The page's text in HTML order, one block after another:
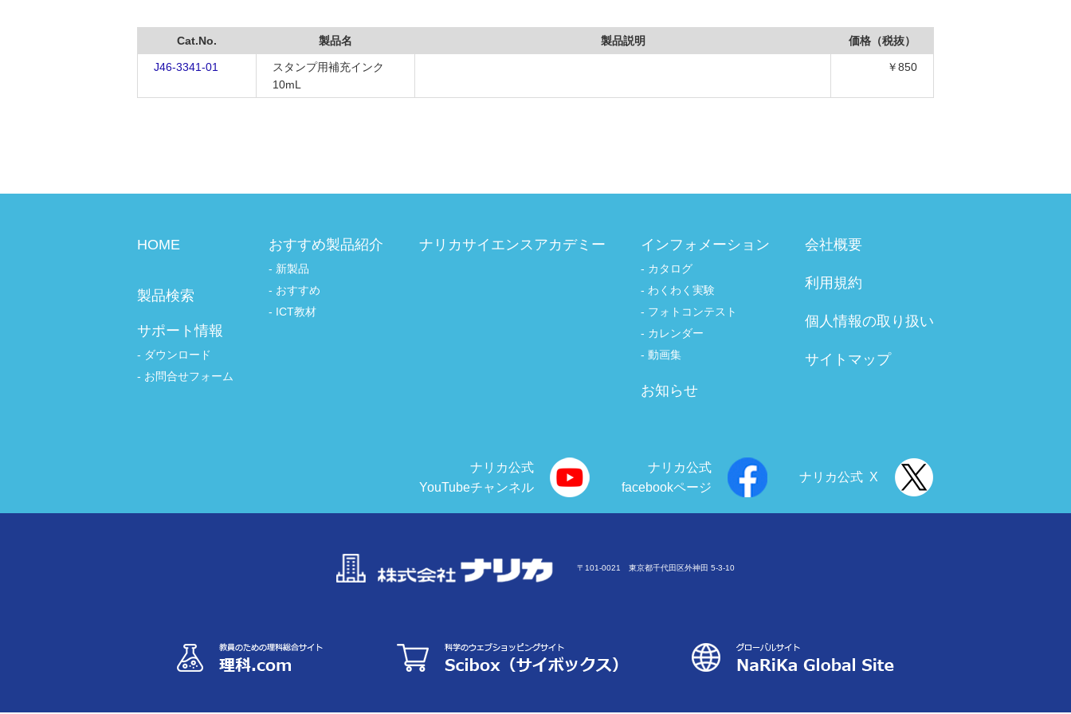
Cat.No. 製品名 製品説明 価格（税抜）
J46-3341-01
スタンプ用補充インク
10mL
￥850
HOME
製品検索
サポート情報
ダウンロード
お問合せフォーム
おすすめ製品紹介
新製品
おすすめ
ICT教材
ナリカサイエンスアカデミー インフォメーション
カタログ
わくわく実験
フォトコンテスト
カレンダー
動画集
お知らせ
会社概要
利用規約
個人情報の取り扱い
サイトマップ
ナリカ公式
YouTubeチャンネル
ナリカ公式
facebookページ
ナリカ公式 X
〒101-0021 東京都千代田区外神田 5-3-10